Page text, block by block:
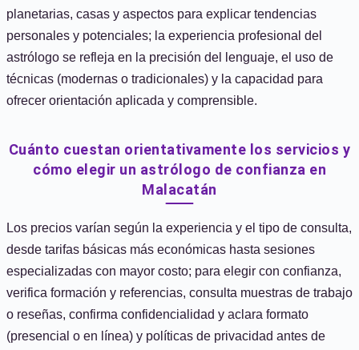
planetarias, casas y aspectos para explicar tendencias
personales y potenciales; la experiencia profesional del
astrólogo se refleja en la precisión del lenguaje, el uso de
técnicas (modernas o tradicionales) y la capacidad para
ofrecer orientación aplicada y comprensible.
Cuánto cuestan orientativamente los servicios y
cómo elegir un astrólogo de confianza en
Malacatán
Los precios varían según la experiencia y el tipo de consulta,
desde tarifas básicas más económicas hasta sesiones
especializadas con mayor costo; para elegir con confianza,
verifica formación y referencias, consulta muestras de trabajo
o reseñas, confirma confidencialidad y aclara formato
(presencial o en línea) y políticas de privacidad antes de